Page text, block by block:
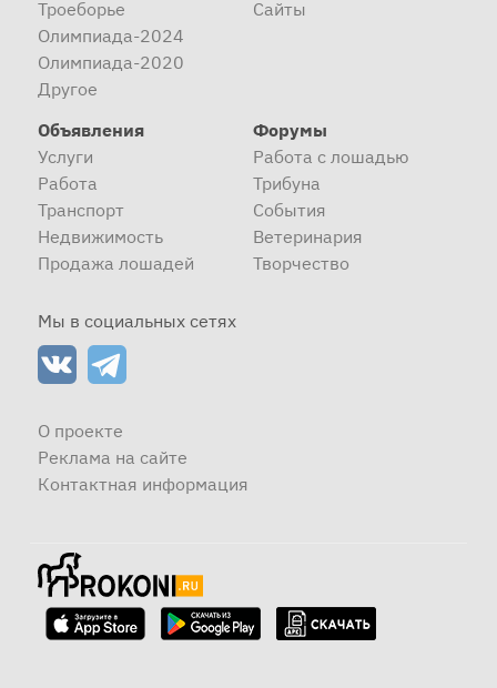
Троеборье
Олимпиада-2024
Олимпиада-2020
Другое
Сайты
Объявления
Услуги
Работа
Транспорт
Недвижимость
Продажа лошадей
Форумы
Работа с лошадью
Трибуна
События
Ветеринария
Творчество
Мы в социальных сетях
О проекте
Реклама на сайте
Контактная информация